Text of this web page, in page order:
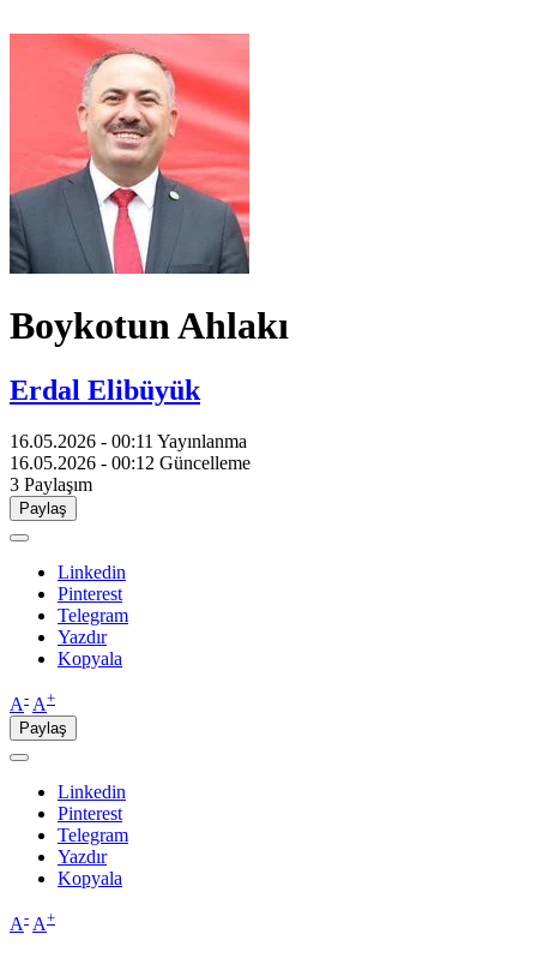
Boykotun Ahlakı
Erdal Elibüyük
16.05.2026 - 00:11 Yayınlanma
16.05.2026 - 00:12 Güncelleme
3 Paylaşım
Paylaş
Linkedin
Pinterest
Telegram
Yazdır
Kopyala
A- A+
Paylaş
Linkedin
Pinterest
Telegram
Yazdır
Kopyala
A- A+